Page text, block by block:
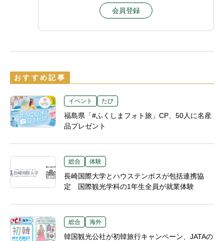
会員登録
おすすめ記事
イベント たび
福島県「#ふくしまフォト旅」CP、50人に名産
品プレゼント
総合 体験
長崎国際大学とハウステンボスが包括連携協
定 国際観光学科の1年生全員が就業体験
総合 海外
韓国観光公社が初韓旅行キャンペーン、JATAの